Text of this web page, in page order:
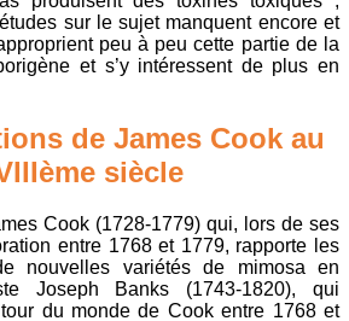
sur le sujet manquent encore et
peu à peu cette partie de la
et s’y intéressent de plus en
de James Cook au
siècle
Cook (1728-1779) qui, lors de ses
entre 1768 et 1779, rapporte les
nouvelles variétés de mimosa en
Joseph Banks (1743-1820), qui
du monde de Cook entre 1768 et